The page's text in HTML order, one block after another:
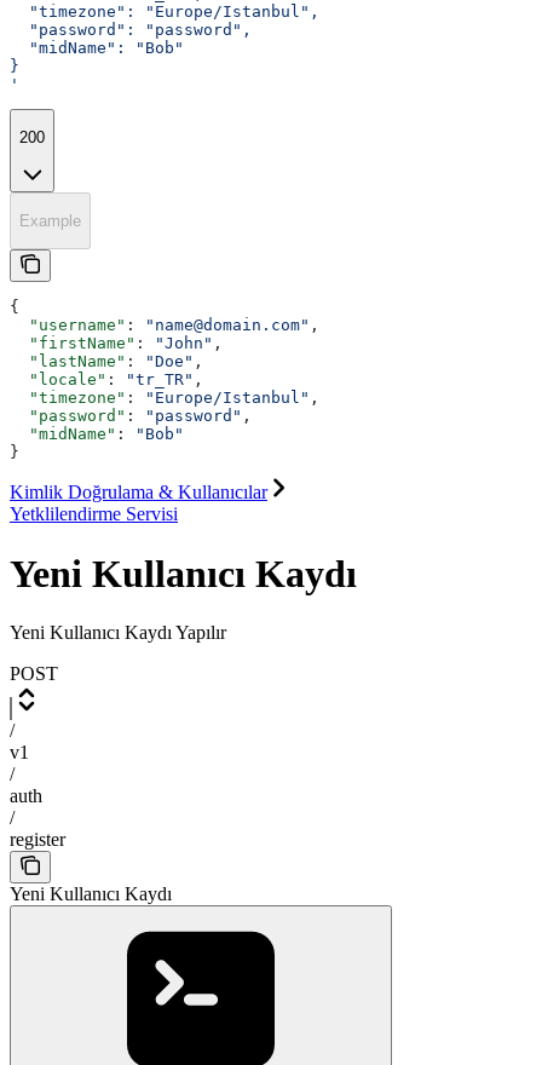
  "timezone": "Europe/Istanbul",
  "password": "password",
  "midName": "Bob"
}
'
200
Example
{
  "username"
: "name@domain.com" ,
  "firstName"
: "John" ,
  "lastName"
: "Doe" ,
  "locale"
: "tr_TR" ,
  "timezone"
: "Europe/Istanbul" ,
  "password"
: "password" ,
  "midName"
:
"Bob"
}
Kimlik Doğrulama & Kullanıcılar
Yetklilendirme Servisi
Yeni Kullanıcı Kaydı
Yeni Kullanıcı Kaydı Yapılır
POST
/
v1
/
auth
/
register
Yeni Kullanıcı Kaydı